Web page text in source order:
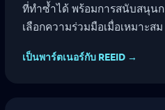
ที่ทำซ้ำได้ พร้อมการสนับสนุน
เลือกความร่วมมือเมื่อเหมาะสม
เป็นพาร์ตเนอร์กับ REEID →